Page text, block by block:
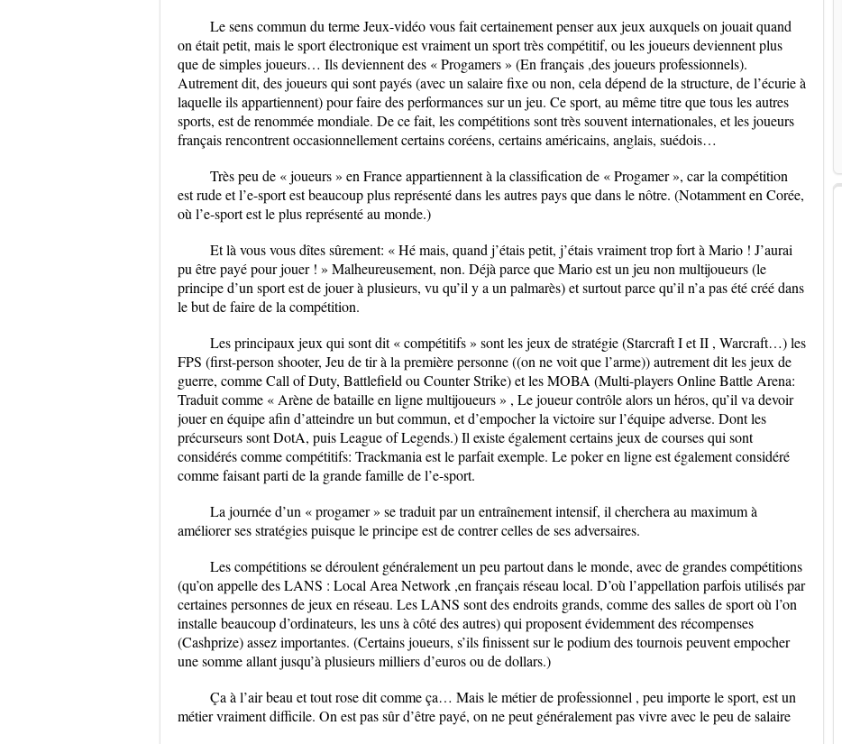
Le sens commun du terme Jeux-vidéo vous fait certainement penser aux jeux auxquels on jouait quand
on était petit, mais le sport électronique est vraiment un sport très compétitif, ou les joueurs deviennent plus
que de simples joueurs… Ils deviennent des « Progamers » (En français ,des joueurs professionnels).
Autrement dit, des joueurs qui sont payés (avec un salaire fixe ou non, cela dépend de la structure, de l’écurie à
laquelle ils appartiennent) pour faire des performances sur un jeu. Ce sport, au même titre que tous les autres
sports, est de renommée mondiale. De ce fait, les compétitions sont très souvent internationales, et les joueurs
français rencontrent occasionnellement certains coréens, certains américains, anglais, suédois…
Très peu de « joueurs » en France appartiennent à la classification de « Progamer », car la compétition
est rude et l’e-sport est beaucoup plus représenté dans les autres pays que dans le nôtre. (Notamment en Corée,
où l’e-sport est le plus représenté au monde.)
Et là vous vous dîtes sûrement: « Hé mais, quand j’étais petit, j’étais vraiment trop fort à Mario ! J’aurai
pu être payé pour jouer ! » Malheureusement, non. Déjà parce que Mario est un jeu non multijoueurs (le
principe d’un sport est de jouer à plusieurs, vu qu’il y a un palmarès) et surtout parce qu’il n’a pas été créé dans
le but de faire de la compétition.
Les principaux jeux qui sont dit « compétitifs » sont les jeux de stratégie (Starcraft I et II , Warcraft…) les
FPS (first-person shooter, Jeu de tir à la première personne ((on ne voit que l’arme)) autrement dit les jeux de
guerre, comme Call of Duty, Battlefield ou Counter Strike) et les MOBA (Multi-players Online Battle Arena:
Traduit comme « Arène de bataille en ligne multijoueurs » , Le joueur contrôle alors un héros, qu’il va devoir
jouer en équipe afin d’atteindre un but commun, et d’empocher la victoire sur l’équipe adverse. Dont les
précurseurs sont DotA, puis League of Legends.) Il existe également certains jeux de courses qui sont
considérés comme compétitifs: Trackmania est le parfait exemple. Le poker en ligne est également considéré
comme faisant parti de la grande famille de l’e-sport.
La journée d’un « progamer » se traduit par un entraînement intensif, il cherchera au maximum à
améliorer ses stratégies puisque le principe est de contrer celles de ses adversaires.
Les compétitions se déroulent généralement un peu partout dans le monde, avec de grandes compétitions
(qu’on appelle des LANS : Local Area Network ,en français réseau local. D’où l’appellation parfois utilisés par
certaines personnes de jeux en réseau. Les LANS sont des endroits grands, comme des salles de sport où l’on
installe beaucoup d’ordinateurs, les uns à côté des autres) qui proposent évidemment des récompenses
(Cashprize) assez importantes. (Certains joueurs, s’ils finissent sur le podium des tournois peuvent empocher
une somme allant jusqu’à plusieurs milliers d’euros ou de dollars.)
Ça à l’air beau et tout rose dit comme ça… Mais le métier de professionnel , peu importe le sport, est un
métier vraiment difficile. On est pas sûr d’être payé, on ne peut généralement pas vivre avec le peu de salaire